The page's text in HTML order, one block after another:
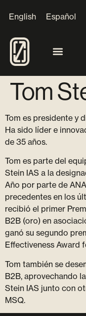
English Español
Tom
Tom es presidente y
Ha sido líder e
de 35 años.
Tom es parte del
Stein IAS a la
Año por parte de
precedentes en los
recibió el primer
B2B (oro) en
ganó su segundo
Effectiveness Award
Tom también se
B2B, aprovechando
Stein IAS junto con
MSQ.